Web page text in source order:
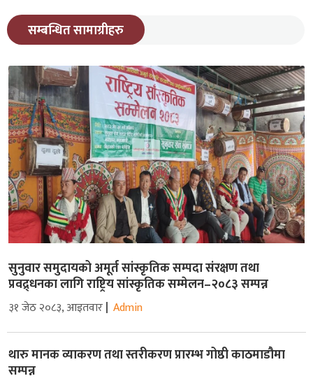
सम्बन्धित सामाग्रीहरु
सुनुवार समुदायको अमूर्त सांस्कृतिक सम्पदा संरक्षण तथा
प्रवद्र्धनका लागि राष्ट्रिय सांस्कृतिक सम्मेलन–२०८३ सम्पन्न
३१ जेठ २०८३, आइतवार Admin
थारु मानक व्याकरण तथा स्तरीकरण प्रारम्भ गोष्ठी काठमाडौमा
सम्पन्न